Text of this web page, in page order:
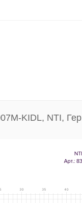
KIDL, NTI,